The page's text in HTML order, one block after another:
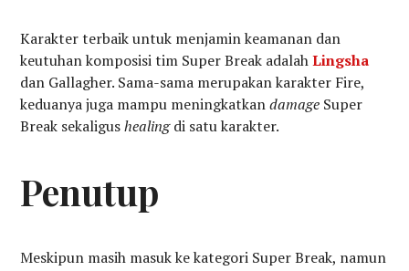
Karakter terbaik untuk menjamin keamanan dan
keutuhan komposisi tim Super Break adalahLingsha
dan Gallagher. Sama-sama merupakan karakter Fire,
keduanya juga mampu meningkatkandamage Super
Break sekaligushealingdi satu karakter.
Penutup
Meskipun masih masuk ke kategori Super Break, namun